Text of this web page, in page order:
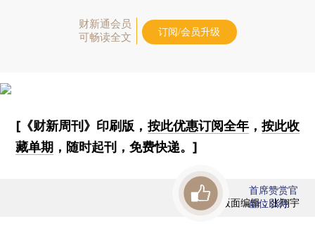
财新通会员
可畅读全文
订阅/会员升级
[《财新周刊》印刷版， 按此优惠订阅全年， 按此收
藏单期 ，随时起刊，免费快递。]
版面编辑：张翔宇
首席赞赏官
虚位以待